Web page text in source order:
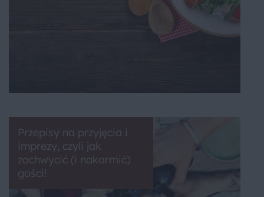
Przepisy na przyjęcia i
imprezy, czyli jak
zachwycić (i nakarmić)
gości!